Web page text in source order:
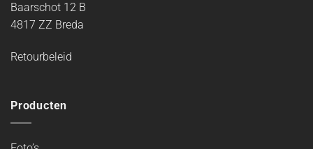
Baarschot 12 B
4817 ZZ Breda
Retourbeleid
Producten